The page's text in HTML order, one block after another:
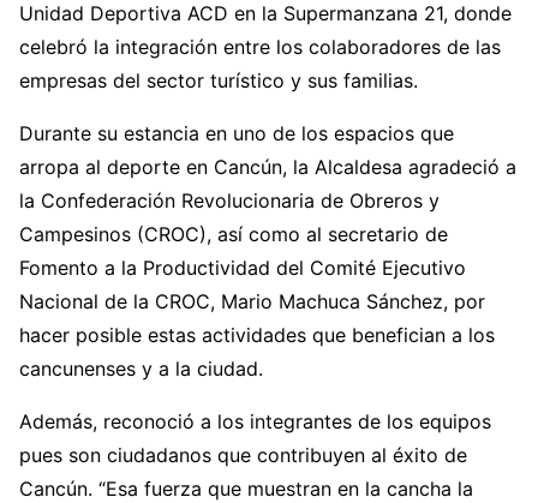
Unidad Deportiva ACD en la Supermanzana 21, donde
celebró la integración entre los colaboradores de las
empresas del sector turístico y sus familias.
Durante su estancia en uno de los espacios que
arropa al deporte en Cancún, la Alcaldesa agradeció a
la Confederación Revolucionaria de Obreros y
Campesinos (CROC), así como al secretario de
Fomento a la Productividad del Comité Ejecutivo
Nacional de la CROC, Mario Machuca Sánchez, por
hacer posible estas actividades que benefician a los
cancunenses y a la ciudad.
Además, reconoció a los integrantes de los equipos
pues son ciudadanos que contribuyen al éxito de
Cancún. “Esa fuerza que muestran en la cancha la